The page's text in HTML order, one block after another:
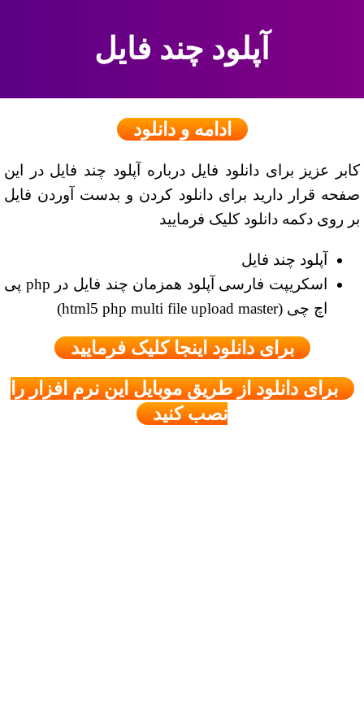
آپلود چند فایل
ادامه و دانلود
کابر عزیز برای دانلود فایل درباره آپلود چند فایل در این
صفحه قرار دارید برای دانلود کردن و بدست آوردن فایل
بر روی دکمه دانلود کلیک فرمایید
آپلود چند فایل
اسکریپت فارسی آپلود همزمان چند فایل در php پی
اچ چی (html5 php multi file upload master)
برای دانلود اینجا کلیک فرمایید
برای دانلود از طریق موبایل این نرم افزار را
نصب کنید